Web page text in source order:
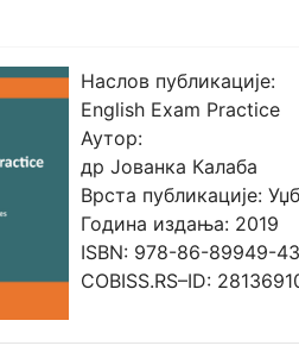
Наслов публикације:
English Exam Practice
Аутор:
др Јованка Калаба
Врста публикације:
Година издања: 2019
ISBN: 978-86-89949-
COBISS.RS–ID: